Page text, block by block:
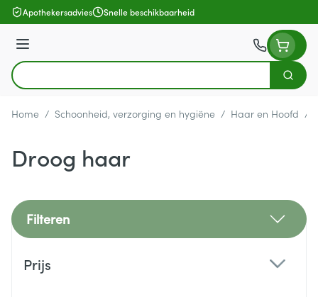
Ga naar de inhoud
Apothekersadvies Snelle beschikbaarheid
Menu
Product, merk, categorie...
Zoek
Home / Schoonheid, verzorging en hygiëne / Haar en Hoofd /
Droog haar
Filteren
Prijs